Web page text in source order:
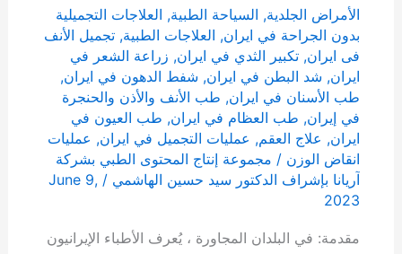
الأمراض الجلدية, السياحة الطبية, العلاجات التجميلية
بدون الجراحة في ايران, العلاجات الطبية,تجمیل الأنف
فی ایران,تكبير الثدي في ايران, زراعة الشعر في
ايران, شد البطن في ايران, شفط الدهون في ايران,
طب الأسنان في ايران, طب الأنف والأذن والحنجرة
في إيران, طب العظام في ايران, طب العيون في
ايران, علاج العقم, عمليات التجميل في ايران, عمليات
انقاض الوزن / مجموعة إنتاج المحتوى الطبي بشركة
آریانا بإشراف الدكتور سيد حسين الهاشمي/
June 9,
2023
مقدمة: في البلدان المجاورة ، يُعرف الأطباء الإيرانيون